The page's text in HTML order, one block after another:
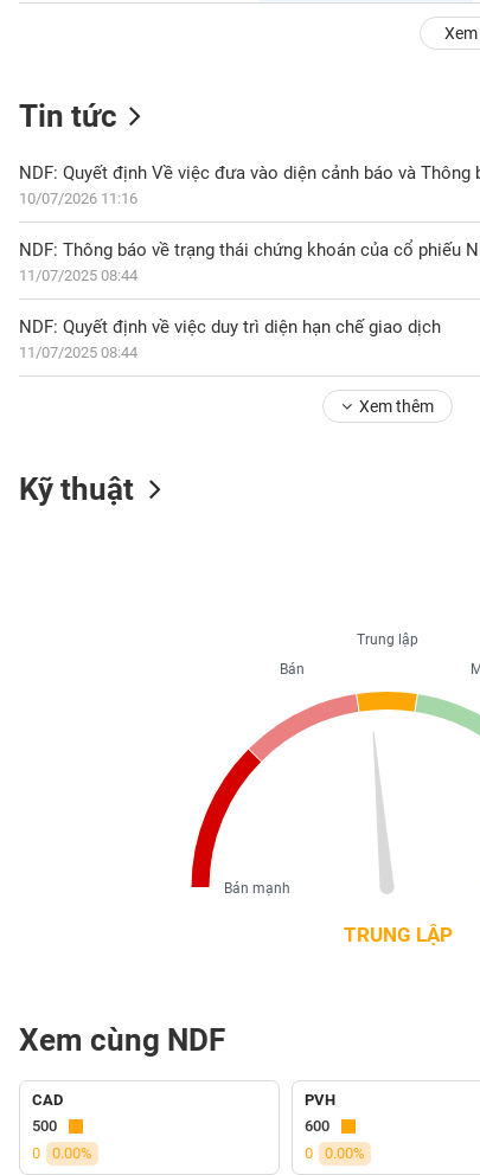
Tin tức
10/07/2026 11:16
NDF: Thông báo về trạng thái chứng khoán của cổ phiếu
11/07/2025 08:44
NDF: Quyết định về việc duy trì diện hạn chế giao dịch
11/07/2025 08:44
Xem thêm
Kỹ thuật
TRUNG LẬP
Trung lập
Bán
Bán mạnh
Xem cùng NDF
CAD
500
0
0.00%
PVH
600
0
0.00%
DOANH
NGHIỆP
CỔ
PHIẾU
SINH
(-)
VS-
SECTOR